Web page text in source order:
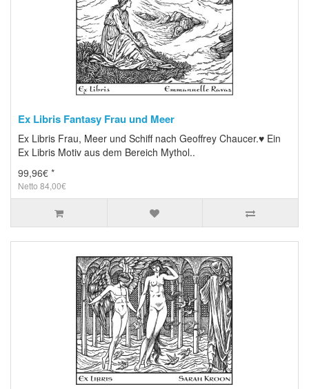
Ex Libris Fantasy Frau und Meer
Ex Libris Frau, Meer und Schiff nach Geoffrey Chaucer.♥ Ein
Ex Libris Motiv aus dem Bereich Mythol..
99,96€ *
Netto 84,00€